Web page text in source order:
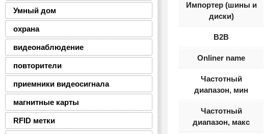
Умный дом
охрана
видеонаблюдение
повторители
приемники видеосигнала
магнитные карты
RFID метки
Импортер (шины и
диски)
B2B
Onliner name
Частотный
диапазон, мин
Частотный
диапазон, макс